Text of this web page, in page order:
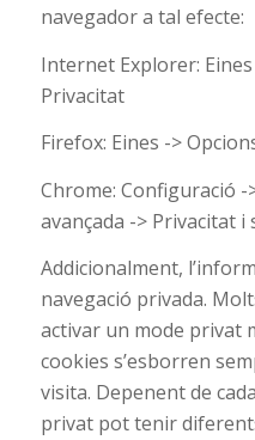
navegador a tal efecte:
Internet Explorer:
Privacitat
Firefox: Eines ->
Chrome: Configuració
avançada -> Privacitat
Addicionalment,
navegació privada.
activar un mode privat
cookies s’esborren
visita. Depenent de
privat pot tenir